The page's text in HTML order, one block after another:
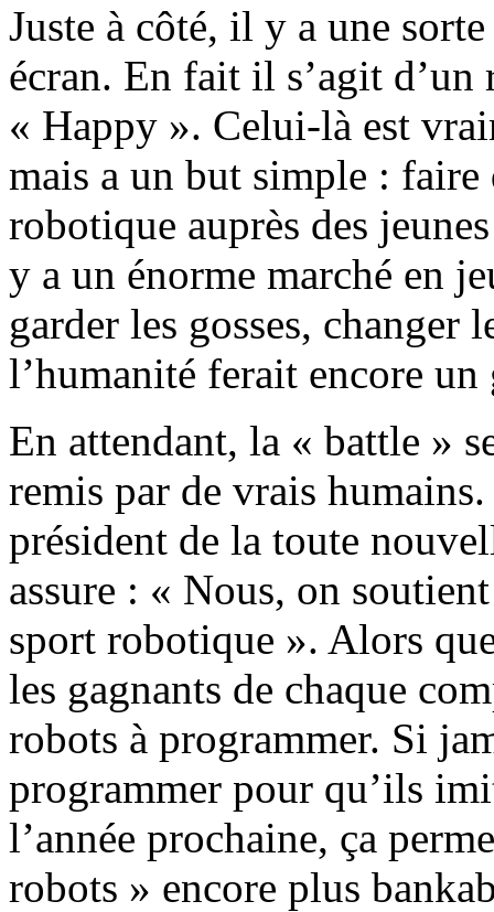
Juste à côté, il y a une
écran. En fait il s’agit
« Happy ». Celui-là est
mais a un but simple : faire
robotique auprès des
y a un énorme marché en
garder les gosses, changer
l’humanité ferait encore un
En attendant, la « battle »
remis par de vrais
président de la toute
assure : « Nous, on
sport robotique ». Alors
les gagnants de chaque
robots à programmer. Si
programmer pour qu’ils
l’année prochaine, ça
robots » encore plus